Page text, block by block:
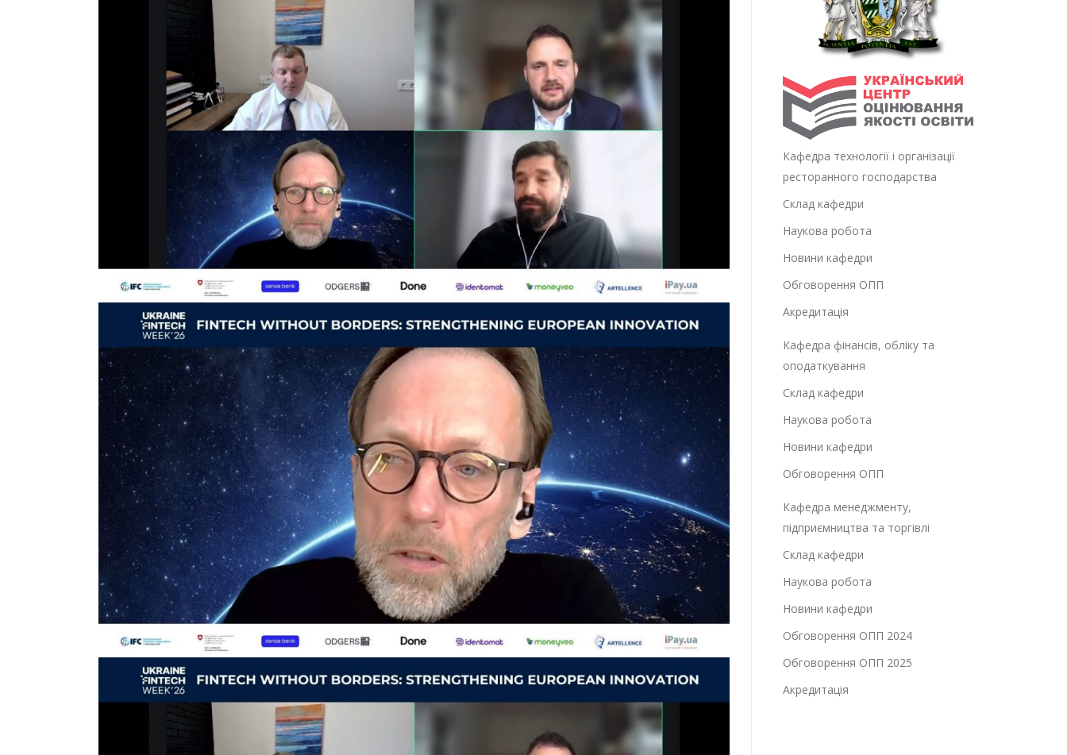
Кафедра технології і організації
ресторанного господарства
Склад кафедри
Наукова робота
Новини кафедри
Обговорення ОПП
Акредитація
Кафедра фінансів, обліку та
оподаткування
Склад кафедри
Наукова робота
Новини кафедри
Обговорення ОПП
Кафедра менеджменту,
підприємництва та торгівлі
Склад кафедри
Наукова робота
Новини кафедри
Обговорення ОПП 2024
Обговорення ОПП 2025
Акредитація